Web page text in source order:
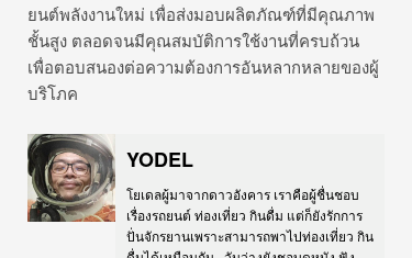
ยนต์พลังงานใหม่ เพื่อส่งมอบผลิตภัณฑ์ที่มีคุณภาพ
ชั้นสูง ตลอดจนมีคุณสมบัติการใช้งานที่ครบถ้วน
เพื่อตอบสนองต่อความต้องการอันหลากหลายของผู้
บริโภค
YODEL
โยเดลผู้มาจากดาวอังคาร เราคือผู้ชื่นชอบ
เรื่องรถยนต์ ท่องเที่ยว กินดื่ม แต่ก็ยังรักการ
ปั่นจักรยานเพราะสามารถพาไปท่องเที่ยว กิน